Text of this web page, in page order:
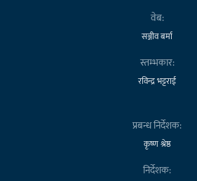
वेब:
सञ्जीव बर्मा
स्तम्भकार:
रविन्द्र भट्टराई
प्रबन्ध निर्देशक:
कृष्ण श्रेष्ठ
निर्देशक: